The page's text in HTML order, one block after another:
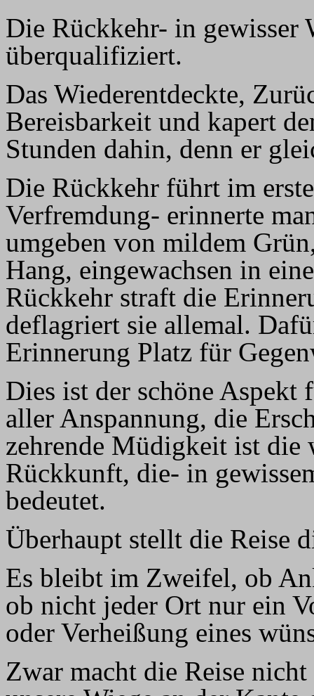
Die Rückkehr- in gewisser
überqualifiziert.
Das Wiederentdeckte,
Bereisbarkeit und kapert
Stunden dahin, denn er
Die Rückkehr führt im
Verfremdung- erinnerte
umgeben von mildem
Hang, eingewachsen in
Rückkehr straft die
deflagriert sie allemal.
Erinnerung Platz für
Dies ist der schöne
aller Anspannung, die
zehrende Müdigkeit ist die
Rückkunft, die- in
bedeutet.
Überhaupt stellt die Reise
Es bleibt im Zweifel, ob
ob nicht jeder Ort nur ein
oder Verheißung eines
Zwar macht die Reise